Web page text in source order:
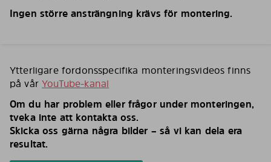
Ingen större ansträngning krävs för montering.
Ytterligare fordonsspecifika monteringsvideos finns
på vårYouTube-kanal
Om du har problem eller frågor under monteringen,
tveka inte att kontakta oss.
Skicka oss gärna några bilder – så vi kan dela era
resultat.